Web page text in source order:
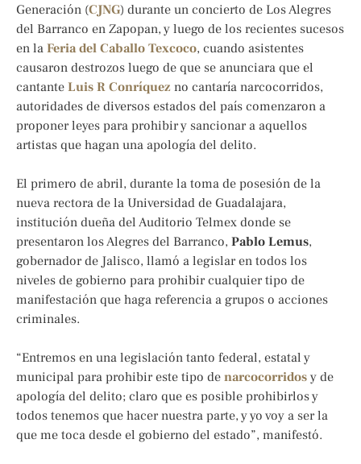
Generación (CJNG) durante un concierto de Los Alegres
del Barranco en Zapopan, y luego de los recientes sucesos
en la Feria del Caballo Texcoco, cuando asistentes
causaron destrozos luego de que se anunciara que el
cantante Luis R Conríquez no cantaría narcocorridos,
autoridades de diversos estados del país comenzaron a
proponer leyes para prohibir y sancionar a aquellos
artistas que hagan una apología del delito.
El primero de abril, durante la toma de posesión de la
nueva rectora de la Universidad de Guadalajara,
institución dueña del Auditorio Telmex donde se
presentaron los Alegres del Barranco, Pablo Lemus,
gobernador de Jalisco, llamó a legislar en todos los
niveles de gobierno para prohibir cualquier tipo de
manifestación que haga referencia a grupos o acciones
criminales.
“Entremos en una legislación tanto federal, estatal y
municipal para prohibir este tipo de narcocorridos y de
apología del delito; claro que es posible prohibirlos y
todos tenemos que hacer nuestra parte, y yo voy a ser la
que me toca desde el gobierno del estado”, manifestó.